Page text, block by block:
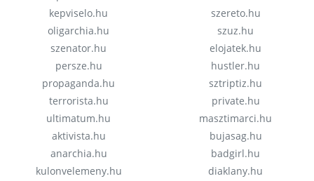
kepviselo.hu
oligarchia.hu
szenator.hu
persze.hu
propaganda.hu
terrorista.hu
ultimatum.hu
aktivista.hu
anarchia.hu
kulonvelemeny.hu
szereto.hu
szuz.hu
elojatek.hu
hustler.hu
sztriptiz.hu
private.hu
masztimarci.hu
bujasag.hu
badgirl.hu
diaklany.hu